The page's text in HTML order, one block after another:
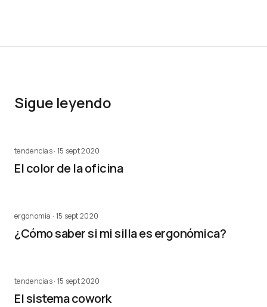
Sigue leyendo
tendencias · 15 sept 2020
El color de la oficina
ergonomía · 15 sept 2020
¿Cómo saber si mi silla es ergonómica?
tendencias · 15 sept 2020
El sistema cowork